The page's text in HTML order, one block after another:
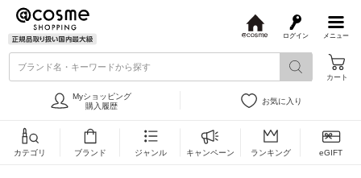
メニュー
ログイン
s
ブランド名・キーワードから探す
カート
Myショッピング
購入履歴
お気に入り
カテゴリ ブランド ジャンル キャンペーン ランキング eGIFT